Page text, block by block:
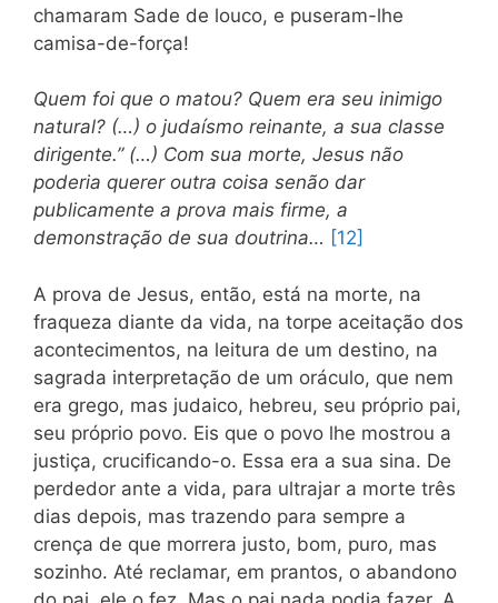
chamaram Sade de louco, e puseram-lhe
camisa-de-força!
Quem foi que o matou? Quem era seu inimigo
natural? (…) o judaísmo reinante, a sua classe
dirigente.” (…) Com sua morte, Jesus não
poderia querer outra coisa senão dar
publicamente a prova mais firme, a
demonstração de sua doutrina… [12]
A prova de Jesus, então, está na morte, na
fraqueza diante da vida, na torpe aceitação dos
acontecimentos, na leitura de um destino, na
sagrada interpretação de um oráculo, que nem
era grego, mas judaico, hebreu, seu próprio pai,
seu próprio povo. Eis que o povo lhe mostrou a
justiça, crucificando-o. Essa era a sua sina. De
perdedor ante a vida, para ultrajar a morte três
dias depois, mas trazendo para sempre a
crença de que morrera justo, bom, puro, mas
sozinho. Até reclamar, em prantos, o abandono